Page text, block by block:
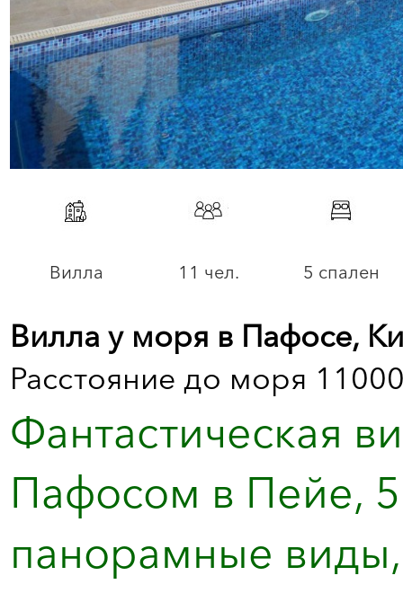
Вилла 11 чел. 5 спален
Вилла у моря в Пафосе,
Расстояние до моря
Фантастическая
Пафосом в Пейе, 5
панорамные